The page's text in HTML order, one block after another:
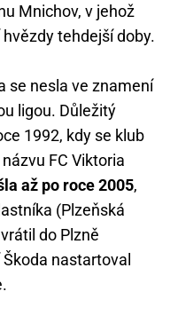
Mnichov, v jehož
tehdejší doby.
se nesla ve znamení
ligou. Důležitý
1992, kdy se klub
FC Viktoria
až po roce 2005,
(Plzeňská
do Plzně
nastartoval